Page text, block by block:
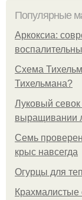
Популярные
Аркоксиа:
Схема
Тихельмана?
Луковый севок
выращивании
Семь
крыс навсегда
Огурцы для
Крахмалистые